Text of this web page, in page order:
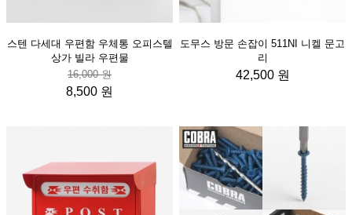
스텐 다세대 우편함 우체통 오피스텔
상가 빌라 우편물
16,000 원
8,500 원
도무스 방문 손잡이 511NI 니켈 문고
리
42,500 원